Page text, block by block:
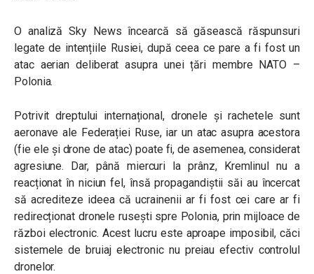
O analiză Sky News încearcă să găsească răspunsuri
legate de intențiile Rusiei, după ceea ce pare a fi fost un
atac aerian deliberat asupra unei țări membre NATO –
Polonia.
Potrivit dreptului internațional, dronele și rachetele sunt
aeronave ale Federației Ruse, iar un atac asupra acestora
(fie ele și drone de atac) poate fi, de asemenea, considerat
agresiune. Dar, până miercuri la prânz, Kremlinul nu a
reacționat în niciun fel, însă propagandiștii săi au încercat
să acrediteze ideea că ucrainenii ar fi fost cei care ar fi
redirecționat dronele rusești spre Polonia, prin mijloace de
război electronic. Acest lucru este aproape imposibil, căci
sistemele de bruiaj electronic nu preiau efectiv controlul
dronelor.